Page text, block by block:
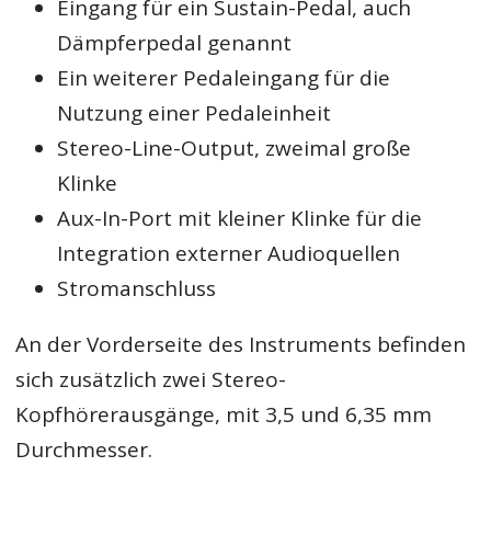
Eingang für ein Sustain-Pedal, auch
Dämpferpedal genannt
Ein weiterer Pedaleingang für die
Nutzung einer Pedaleinheit
Stereo-Line-Output, zweimal große
Klinke
Aux-In-Port mit kleiner Klinke für die
Integration externer Audioquellen
Stromanschluss
An der Vorderseite des Instruments befinden
sich zusätzlich zwei Stereo-
Kopfhörerausgänge, mit 3,5 und 6,35 mm
Durchmesser.